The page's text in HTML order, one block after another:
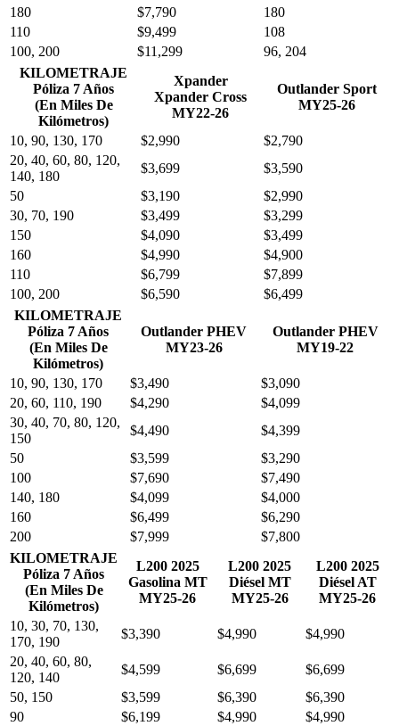
180
$7,790
180
110
$9,499
108
100, 200
$11,299
96, 204
KILOMETRAJE
Póliza 7 Años
(En Miles De
Kilómetros)
Xpander
Xpander Cross
MY22-26
Outlander Sport
MY25-26
10, 90, 130, 170 $2,990
$2,790
20, 40, 60, 80, 120,
140, 180
$3,699
$3,590
50
$3,190
$2,990
30, 70, 190
$3,499
$3,299
150
$4,090
$3,499
160
$4,990
$4,900
110
$6,799
$7,899
100, 200
$6,590
$6,499
KILOMETRAJE
Póliza 7 Años
(En Miles De
Kilómetros)
Outlander PHEV
MY23-26
Outlander PHEV
MY19-22
10, 90, 130, 170 $3,490
$3,090
20, 60, 110, 190
$4,290
$4,099
30, 40, 70, 80, 120,
150
$4,490
$4,399
50
$3,599
$3,290
100
$7,690
$7,490
140, 180
$4,099
$4,000
160
$6,499
$6,290
200
$7,999
$7,800
KILOMETRAJE
Póliza 7 Años
(En Miles De
Kilómetros)
L200 2025
Gasolina MT
MY25-26
L200 2025
Diésel MT
MY25-26
L200 2025
Diésel AT
MY25-26
10, 30, 70, 130,
170, 190
$3,390 $4,990
$4,990
20, 40, 60, 80,
120, 140
$4,599 $6,699
$6,699
50, 150
$3,599 $6,390
$6,390
90
$6,199 $4,990
$4,990